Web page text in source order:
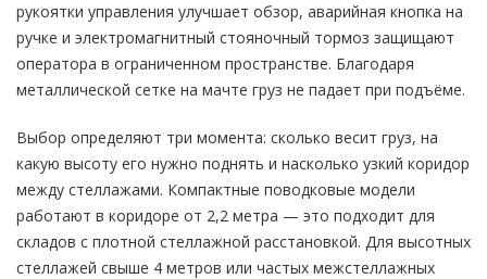
рукоятки управления улучшает обзор, аварийная кнопка на
ручке и электромагнитный стояночный тормоз защищают
оператора в ограниченном пространстве. Благодаря
металлической сетке на мачте груз не падает при подъёме.
Выбор определяют три момента: сколько весит груз, на
какую высоту его нужно поднять и насколько узкий коридор
между стеллажами. Компактные поводковые модели
работают в коридоре от 2,2 метра — это подходит для
складов с плотной стеллажной расстановкой. Для высотных
стеллажей свыше 4 метров или частых межстеллажных